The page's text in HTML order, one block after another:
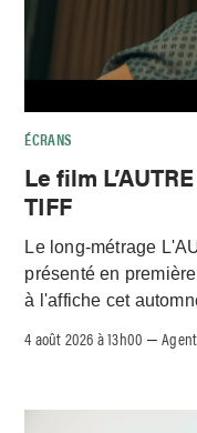
ÉCRANS
Le film
TIFF
Le long-métrage
présenté en
à l'affiche cet
4 août 2026 à 13h00 –